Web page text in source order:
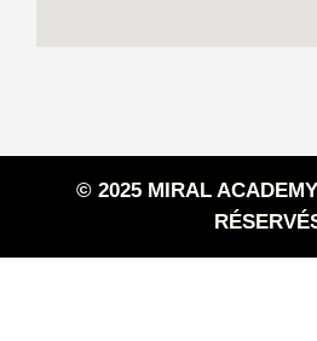
© 2025 MIRAL